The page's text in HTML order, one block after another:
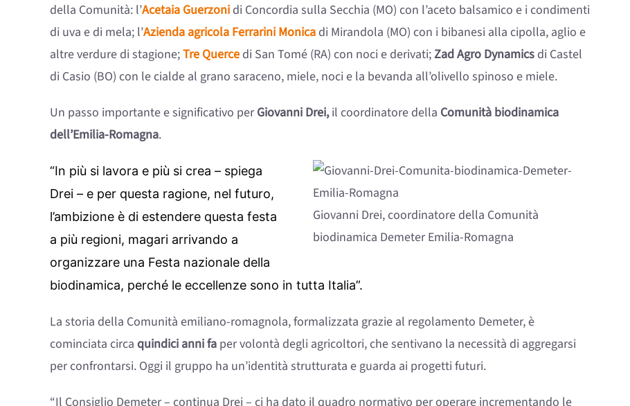
della Comunità: l’Acetaia Guerzoni di Concordia sulla Secchia (MO) con l’aceto balsamico e i condimenti
di uva e di mela; l’Azienda agricola Ferrarini Monica di Mirandola (MO) con i bibanesi alla cipolla, aglio e
altre verdure di stagione;Tre Querce di San Tomé (RA) con noci e derivati;Zad Agro Dynamics di Castel
di Casio (BO) con le cialde al grano saraceno, miele, noci e la bevanda all’olivello spinoso e miele.
Un passo importante e significativo perGiovanni Drei,il coordinatore della Comunità biodinamica
dell’Emilia-Romagna.
Giovanni Drei, coordinatore della Comunità
biodinamica Demeter Emilia-Romagna
“In più si lavora e più si crea – spiega
Drei – e per questa ragione, nel futuro,
l’ambizione è di estendere questa festa
a più regioni, magari arrivando a
organizzare una Festa nazionale della
biodinamica, perché le eccellenze sono in tutta Italia”.
La storia della Comunità emiliano-romagnola, formalizzata grazie al regolamento Demeter, è
cominciata circa quindici anni fa per volontà degli agricoltori, che sentivano la necessità di aggregarsi
per confrontarsi. Oggi il gruppo ha un’identità strutturata e guarda ai progetti futuri.
“Il Consiglio Demeter – continua Drei – ci ha dato il quadro normativo per operare incrementando le